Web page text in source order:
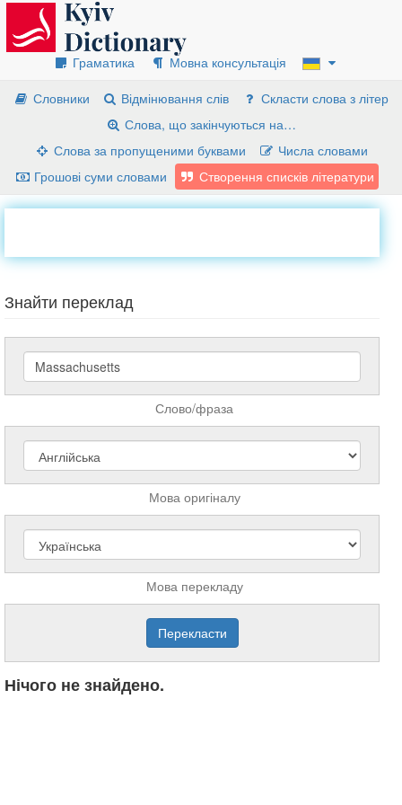
Граматика
Мовна консультація
Словники
Відмінювання слів
Скласти слова з літер
Слова, що закінчуються на…
Слова за пропущеними буквами
Числа словами
Грошові суми словами
Створення списків літератури
Знайти переклад
Слово/фраза
Мова оригіналу
Мова перекладу
Нічого не знайдено.